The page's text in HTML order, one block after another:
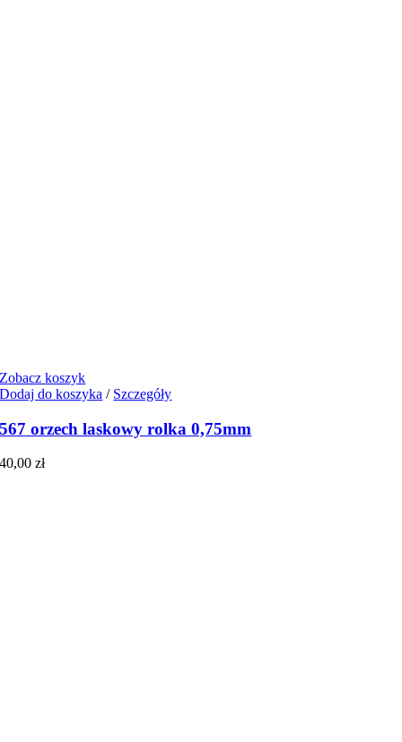
Zobacz koszyk
Dodaj do koszyka / Szczegóły
567 orzech laskowy rolka 0,75mm
40,00zł